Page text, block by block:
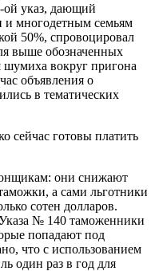
ой указ, дающий
и многодетным семьям
50%, спровоцировал
выше обозначенных
шумиха вокруг пригона
объявления о
в тематических
они снижают
а сами льготники
сотен долларов.
№ 140 таможенники
попадают под
что с использованием
один раз в год для